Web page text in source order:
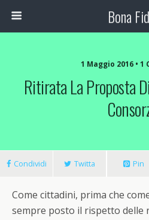
Bona
1 Maggio 2016 • 1
Ritirata La Proposta
Condividi Twitta Pin
Come cittadini, prima che
sempre posto il rispetto delle